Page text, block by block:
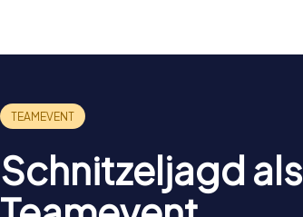
Schnitzeljagd als